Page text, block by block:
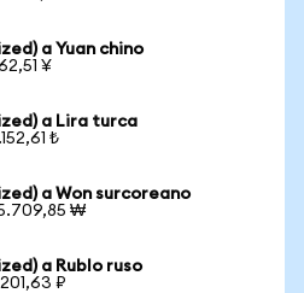
a Yuan chino
¥
a Lira turca
₺
a Won surcoreano
₩
a Rublo ruso
₽